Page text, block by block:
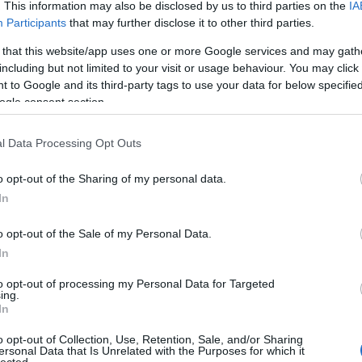
This information may also be disclosed by us to third parties on the
Participants that may further disclose it to other third parties.
that this website/app uses one or more Google services and may
but not limited to your visit or usage behaviour. You may
to Google and its third-party tags to use your data for below
consent section.
Data Processing Opt Outs
opt-out of the Sharing of my personal data.
opt-out of the Sale of my Personal Data.
opt-out of processing my Personal Data for Targeted
opt-out of Collection, Use, Retention, Sale, and/or Sharing
Data that Is Unrelated with the Purposes for which it
ray ban napszemüveg
rayban rayban napszemüveg
legyen
1